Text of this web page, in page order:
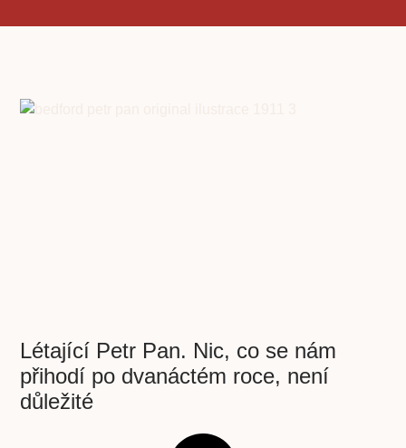
Létající Petr Pan. Nic, co se nám
přihodí po dvanáctém roce, není
důležité